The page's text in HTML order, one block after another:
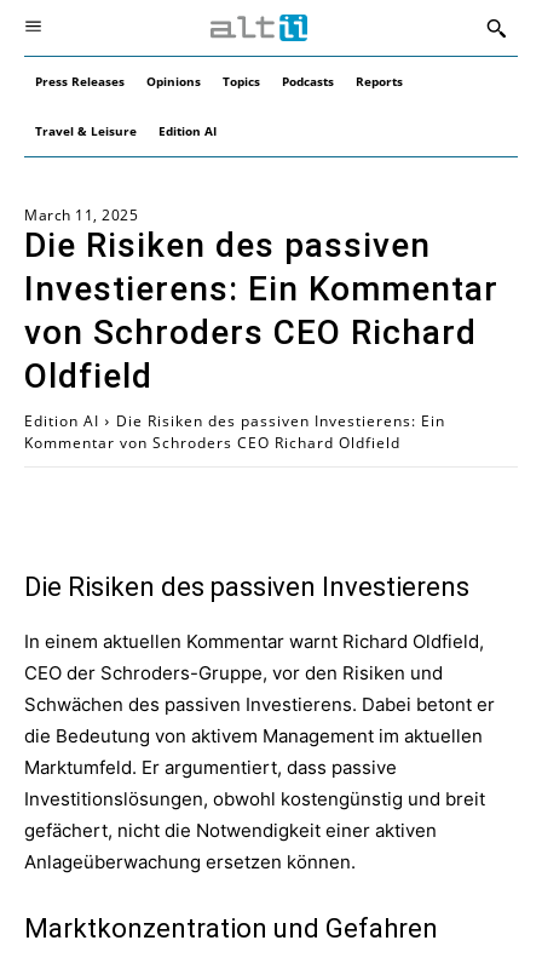
Press Releases Opinions Topics Podcasts Reports
Travel & Leisure Edition AI
March 11, 2025
Die Risiken des passiven
Investierens: Ein Kommentar
von Schroders CEO Richard
Oldfield
Edition AI
Die Risiken des passiven Investierens: Ein
Kommentar von Schroders CEO Richard Oldfield
Die Risiken des passiven Investierens
In einem aktuellen Kommentar warnt Richard Oldfield,
CEO der Schroders-Gruppe, vor den Risiken und
Schwächen des passiven Investierens. Dabei betont er
die Bedeutung von aktivem Management im aktuellen
Marktumfeld. Er argumentiert, dass passive
Investitionslösungen, obwohl kostengünstig und breit
gefächert, nicht die Notwendigkeit einer aktiven
Anlageüberwachung ersetzen können.
Marktkonzentration und Gefahren